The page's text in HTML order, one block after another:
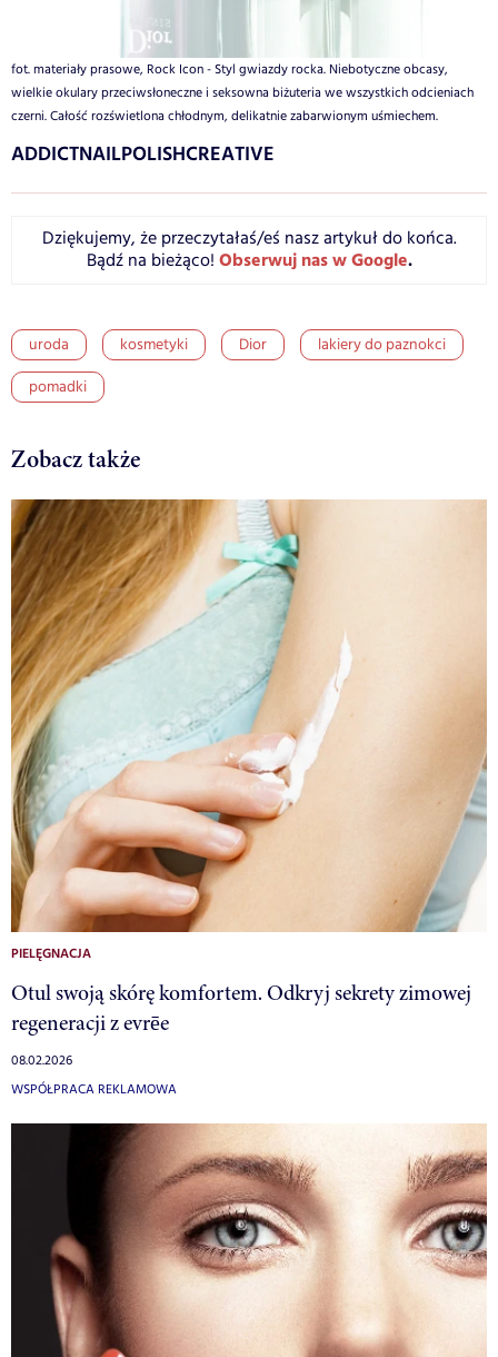
fot. materiały prasowe, Rock Icon - Styl gwiazdy rocka. Niebotyczne obcasy,
wielkie okulary przeciwsłoneczne i seksowna biżuteria we wszystkich odcieniach
czerni. Całość rozświetlona chłodnym, delikatnie zabarwionym uśmiechem.
ADDICTNAILPOLISHCREATIVE
Dziękujemy, że przeczytałaś/eś nasz artykuł do końca.
Bądź na bieżąco! Obserwuj nas w Google.
uroda kosmetyki Dior
lakiery do paznokci
pomadki
Zobacz także
PIELĘGNACJA
Otul swoją skórę komfortem. Odkryj sekrety zimowej
regeneracji z evrēe
08.02.2026
WSPÓŁPRACA REKLAMOWA